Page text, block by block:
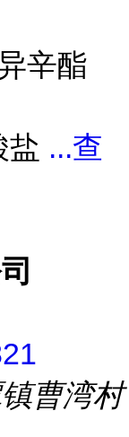
辛酯
盐 ...查
曹湾村